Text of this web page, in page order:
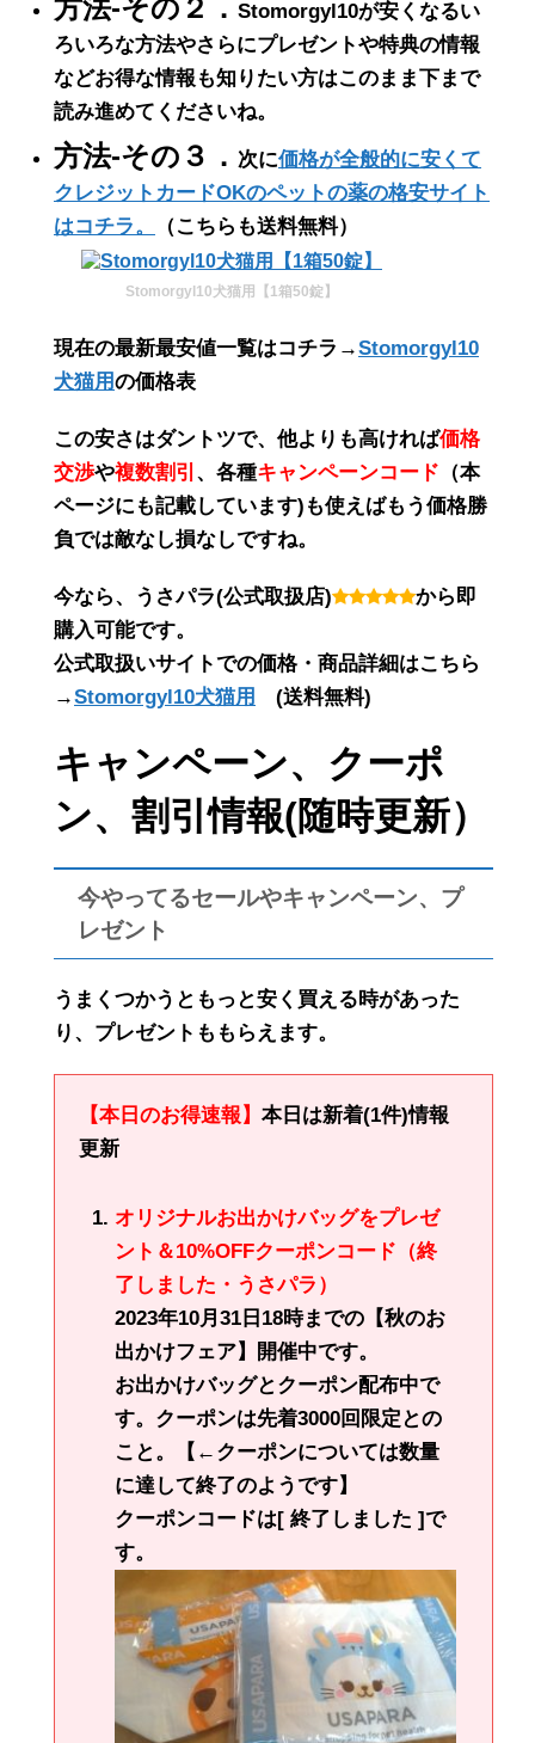
方法-その２． Stomorgyl10が安くなるい
ろいろな方法やさらにプレゼントや特典の情報
などお得な情報も知りたい方はこのまま下まで
読み進めてくださいね。
方法-その３． 次に価格が全般的に安くて
クレジットカードOKのペットの薬の格安サイト
はコチラ。
（こちらも送料無料）
Stomorgyl10犬猫用【1箱50錠】
現在の最新最安値一覧はコチラ→Stomorgyl10
犬猫用の価格表
この安さはダントツで、他よりも高ければ価格
交渉や複数割引 、各種キャンペーンコード （本
ページにも記載しています)も使えばもう価格勝
負では敵なし損なしですね。
今なら、うさパラ(公式取扱店)
から即
購入可能です。
公式取扱いサイトでの価格・商品詳細はこちら
→Stomorgyl10犬猫用 (送料無料)
キャンペーン、クーポ
ン、割引情報(随時更新）
今やってるセールやキャンペーン、プ
レゼント
うまくつかうともっと安く買える時があった
り、プレゼントももらえます。
【本日のお得速報】 本日は新着(1件)情報
更新
オリジナルお出かけバッグをプレゼ
ント＆10%OFFクーポンコード（終
了しました・うさパラ）
2023年10月31日18時までの【秋のお
出かけフェア】開催中です。
お出かけバッグとクーポン配布中で
す。クーポンは先着3000回限定との
こと。【←クーポンについては数量
に達して終了のようです】
クーポンコードは[ 終了しました ]で
す。